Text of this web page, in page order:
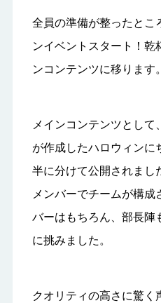
全員の準備が整ったとこ
ンイベントスタート！乾
ンコンテンツに移ります。
メインコンテンツとして
が作成したハロウィンに
半に分けて公開されまし
メンバーでチームが構成
バーはもちろん、部長陣
に挑みました。
クオリティの高さに驚く